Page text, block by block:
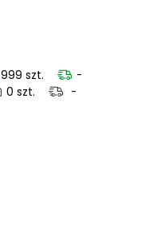
999 szt.
-
0 szt.
-